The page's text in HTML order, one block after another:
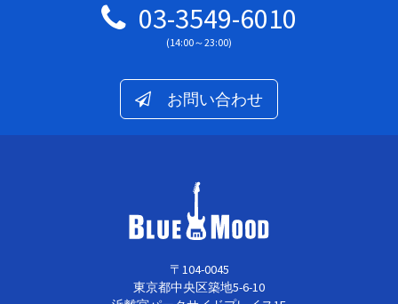
03-3549-6010
(14:00～23:00)
お問い合わせ
〒104-0045
東京都中央区築地5-6-10